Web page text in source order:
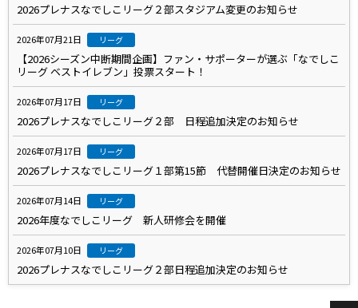
2026プレナスなでしこリーグ２部スタジアム変更のお知らせ
2026年07月21日 リーグ
【2026シーズン中断期間企画】ファン・サポーターが選ぶ「なでしこ
リーグ ベストイレブン」投票スタート！
2026年07月17日 リーグ
2026プレナスなでしこリーグ２部 日程追加決定のお知らせ
2026年07月17日 リーグ
2026プレナスなでしこリーグ１部第15節 代替開催日決定のお知らせ
2026年07月14日 リーグ
2026年度なでしこリーグ 新人研修会を開催
2026年07月10日 リーグ
2026プレナスなでしこリーグ２部日程追加決定のお知らせ